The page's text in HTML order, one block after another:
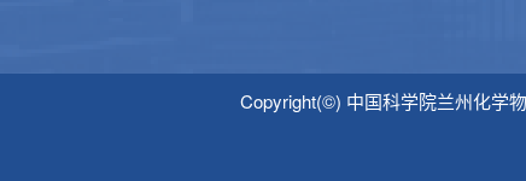
Copyright(©) 中国科学院兰州化学